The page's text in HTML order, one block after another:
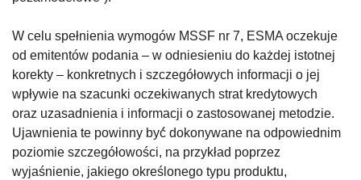
W celu spełnienia wymogów MSSF nr 7, ESMA oczekuje
od emitentów podania – w odniesieniu do każdej istotnej
korekty – konkretnych i szczegółowych informacji o jej
wpływie na szacunki oczekiwanych strat kredytowych
oraz uzasadnienia i informacji o zastosowanej metodzie.
Ujawnienia te powinny być́ dokonywane na odpowiednim
poziomie szczegółowości, na przykład poprzez
wyjaśnienie, jakiego określonego typu produktu,